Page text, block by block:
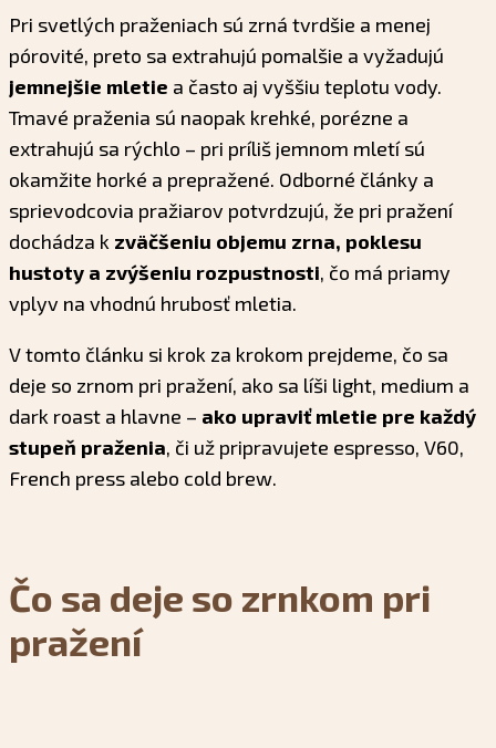
Pri svetlých praženiach sú zrná tvrdšie a menej
pórovité, preto sa extrahujú pomalšie a vyžadujú
jemnejšie mletie a často aj vyššiu teplotu vody.
Tmavé praženia sú naopak krehké, porézne a
extrahujú sa rýchlo – pri príliš jemnom mletí sú
okamžite horké a prepražené. Odborné články a
sprievodcovia pražiarov potvrdzujú, že pri pražení
dochádza k zväčšeniu objemu zrna, poklesu
hustoty a zvýšeniu rozpustnosti, čo má priamy
vplyv na vhodnú hrubosť mletia.
V tomto článku si krok za krokom prejdeme, čo sa
deje so zrnom pri pražení, ako sa líši light, medium a
dark roast a hlavne – ako upraviť mletie pre každý
stupeň praženia, či už pripravujete espresso, V60,
French press alebo cold brew.
Čo sa deje so zrnkom pri
pražení